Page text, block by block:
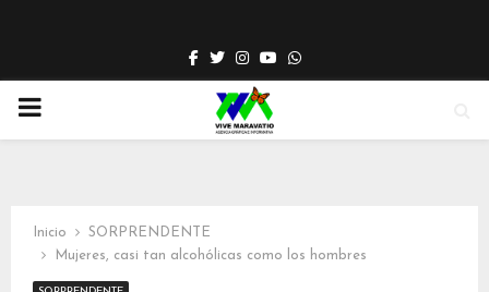
Facebook
TwitterInstagram
YoutubeWhatsapp
PRIMARY
Inicio
SORPRENDENTE
Mujeres, casi tan alcohólicas como los hombres